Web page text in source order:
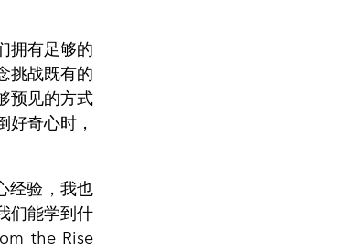
拥有足够的
挑战既有的
预见的方式
奇心时，
经验，我也
们能学到什
the Rise